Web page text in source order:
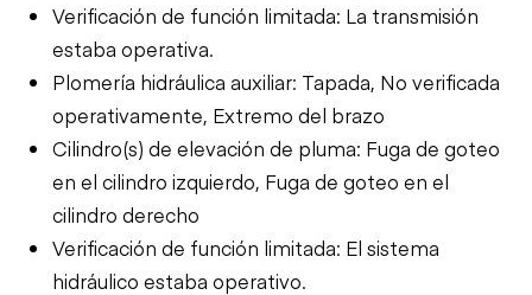
Verificación de función limitada: La transmisión
estaba operativa.
Plomería hidráulica auxiliar: Tapada, No verificada
operativamente, Extremo del brazo
Cilindro(s) de elevación de pluma: Fuga de goteo
en el cilindro izquierdo, Fuga de goteo en el
cilindro derecho
Verificación de función limitada: El sistema
hidráulico estaba operativo.